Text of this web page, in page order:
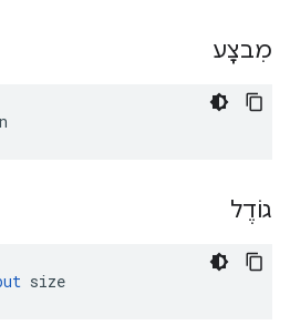
מִבצָע
גוֹדֶל
size